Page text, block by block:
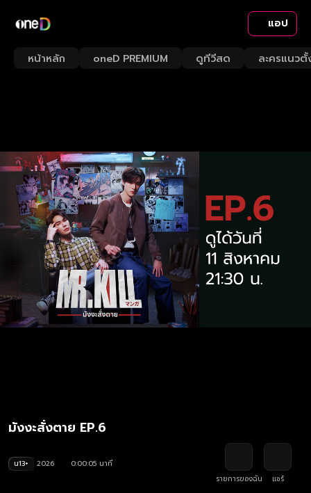
แอป
หน้าหลัก oneD PREMIUM ดูทีวีสด ละครแนวตั้
มังงะสั่งตาย EP.6
น13+ 2026
0:00:05 นาที
รายการของฉัน
แชร์